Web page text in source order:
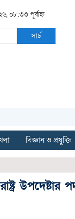
০৮:৩৩ পূর্বাহ্ন
সার্চ
বিজ্ঞান ও প্রযুক্তি
উপদেষ্টার